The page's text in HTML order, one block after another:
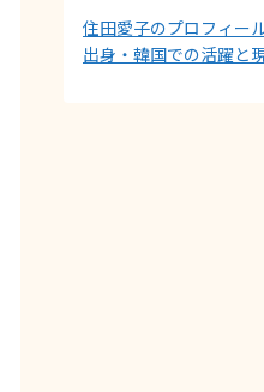
住田愛子のプロフィー
出身・韓国での活躍と